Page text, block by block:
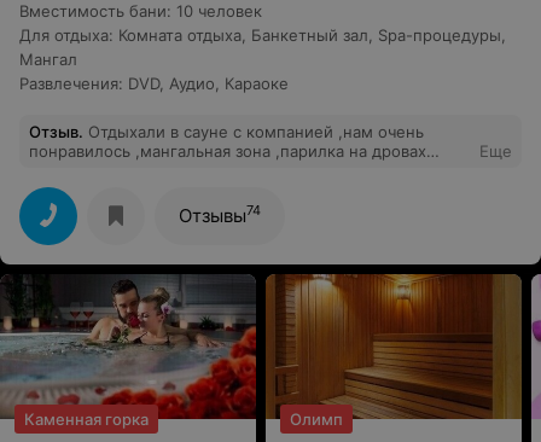
Вместимость бани: 10 человек
Для отдыха: Комната отдыха Банкетный зал Spa-процедуры
Мангал
Развлечения: DVD, Аудио Караоке
Отзыв. Отдыхали в сауне с компанией ,нам очень
понравилось ,мангальная зона ,парилка на дровах
рассказывает и показывает ,бассейн прохладный под
парилку сделан ,остались очень довольны .Спасибо
вам ,придем обязательно ещё !!
Еще
Отзывы74
Каменная горка
Олимп